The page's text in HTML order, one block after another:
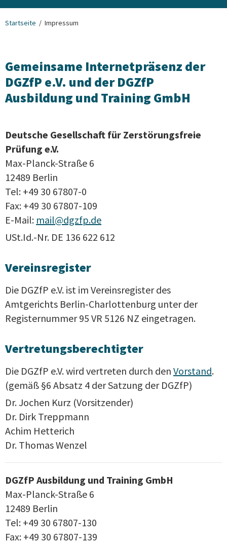
Startseite Impressum
Gemeinsame Internetpräsenz der
DGZfP e.V. und der DGZfP
Ausbildung und Training GmbH
Deutsche Gesellschaft für Zerstörungsfreie
Prüfung e.V.
Max-Planck-Straße 6
12489 Berlin
Tel: +49 30 67807-0
Fax: +49 30 67807-109
E-Mail: mail@dgzfp.de
USt.Id.-Nr. DE 136 622 612
Vereinsregister
Die DGZfP e.V. ist im Vereinsregister des
Amtgerichts Berlin-Charlottenburg unter der
Registernummer 95 VR 5126 NZ eingetragen.
Vertretungsberechtigter
Die DGZfP e.V. wird vertreten durch den Vorstand.
(gemäß §6 Absatz 4 der Satzung der DGZfP)
Dr. Jochen Kurz (Vorsitzender)
Dr. Dirk Treppmann
Achim Hetterich
Dr. Thomas Wenzel
DGZfP Ausbildung und Training GmbH
Max-Planck-Straße 6
12489 Berlin
Tel: +49 30 67807-130
Fax: +49 30 67807-139